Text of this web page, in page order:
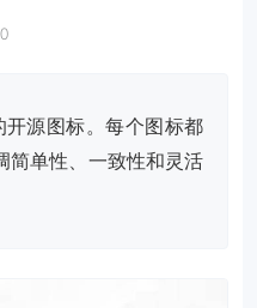
0
源图标。每个图标都
简单性、一致性和灵活